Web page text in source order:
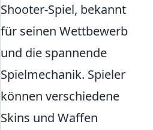
Shooter-Spiel, bekannt
für seinen Wettbewerb
und die spannende
Spielmechanik. Spieler
können verschiedene
Skins und Waffen